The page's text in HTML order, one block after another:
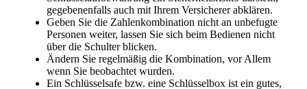
gegebenenfalls auch mit Ihrem Versicherer abklären.
Geben Sie die Zahlenkombination nicht an unbefugte
Personen weiter, lassen Sie sich beim Bedienen nicht
über die Schulter blicken.
Ändern Sie regelmäßig die Kombination, vor Allem
wenn Sie beobachtet wurden.
Ein Schlüsselsafe bzw. eine Schlüsselbox ist ein gutes,